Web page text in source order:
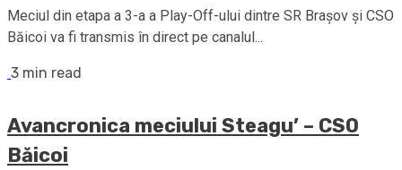
Meciul din etapa a 3-a a Play-Off-ului dintre SR Brașov și CSO
Băicoi va fi transmis în direct pe canalul...
3 min read
Avancronica meciului Steagu’ – CSO
Băicoi